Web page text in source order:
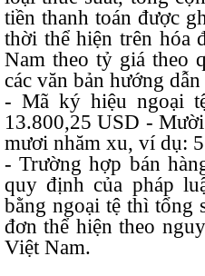
tiền thanh toán được
thời thể hiện trên hóa
Nam theo tỷ giá theo
các văn bản hướng
- Mã ký hiệu ngoại
13.800,25 USD -
mươi nhăm xu, ví dụ:
- Trường hợp bán
quy định của pháp
bằng ngoại tệ thì tổng
đơn thể hiện theo
Việt Nam.